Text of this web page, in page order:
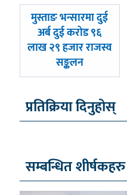
पछिल्लाे
मुस्ताङ भन्सारमा दुई
अर्ब दुई करोड ९६
लाख २९ हजार राजस्व
सङ्कलन
प्रतिक्रिया दिनुहोस्
सम्बन्धित शीर्षकहरु